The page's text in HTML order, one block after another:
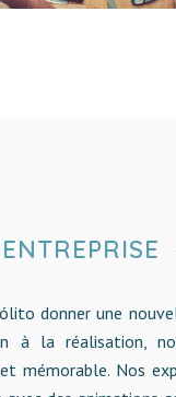
donner une
à la réalisation,
mémorable. Nos